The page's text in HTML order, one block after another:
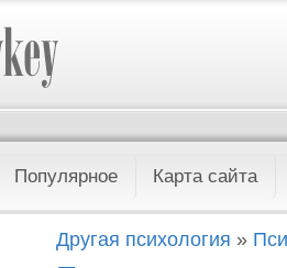
Популярное Карта сайта
Другая психология »